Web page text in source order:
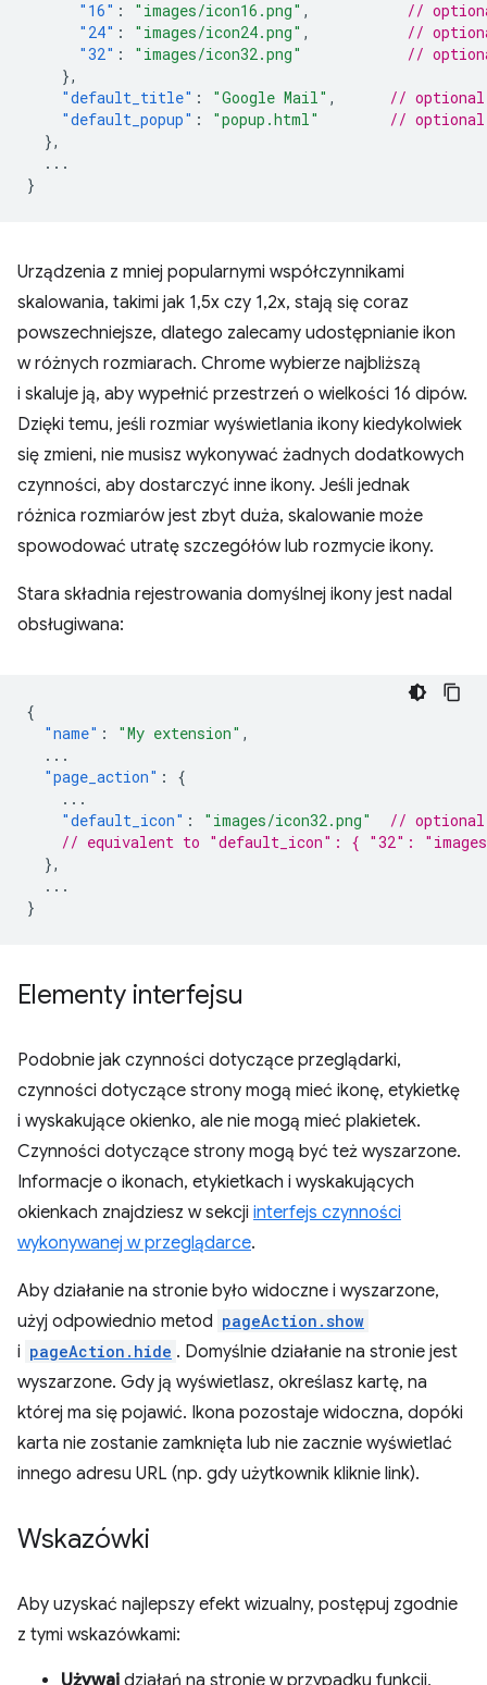
"16" : "images/icon16.png" ,
//
"24" : "images/icon24.png" ,
//
"32" : "images/icon32.png"
//
},
"default_title" : "Google Mail" ,
//
"default_popup" : "popup.html"
// optional
},
...
}
Urządzenia z mniej popularnymi współczynnikami
skalowania, takimi jak 1,5x czy 1,2x, stają się coraz
powszechniejsze, dlatego zalecamy udostępnianie ikon
w różnych rozmiarach. Chrome wybierze najbliższą
i skaluje ją, aby wypełnić przestrzeń o wielkości 16 dipów.
Dzięki temu, jeśli rozmiar wyświetlania ikony kiedykolwiek
się zmieni, nie musisz wykonywać żadnych dodatkowych
czynności, aby dostarczyć inne ikony. Jeśli jednak
różnica rozmiarów jest zbyt duża, skalowanie może
spowodować utratę szczegółów lub rozmycie ikony.
Stara składnia rejestrowania domyślnej ikony jest nadal
obsługiwana:
{
"name" : "My extension" ,
...
"page_action" :
{
...
"default_icon" : "images/icon32.png"
// optional
// equivalent to "default_icon": { "32":
},
...
}
Elementy interfejsu
Podobnie jak czynności dotyczące przeglądarki,
czynności dotyczące strony mogą mieć ikonę, etykietkę
i wyskakujące okienko, ale nie mogą mieć plakietek.
Czynności dotyczące strony mogą być też wyszarzone.
Informacje o ikonach, etykietkach i wyskakujących
okienkach znajdziesz w sekcji interfejs czynności
wykonywanej w przeglądarce.
Aby działanie na stronie było widoczne i wyszarzone,
użyj odpowiednio metod pageAction.show
i pageAction.hide . Domyślnie działanie na stronie jest
wyszarzone. Gdy ją wyświetlasz, określasz kartę, na
której ma się pojawić. Ikona pozostaje widoczna, dopóki
karta nie zostanie zamknięta lub nie zacznie wyświetlać
innego adresu URL (np. gdy użytkownik kliknie link).
Wskazówki
Aby uzyskać najlepszy efekt wizualny, postępuj zgodnie
z tymi wskazówkami:
Używaj działań na stronie w przypadku funkcji,